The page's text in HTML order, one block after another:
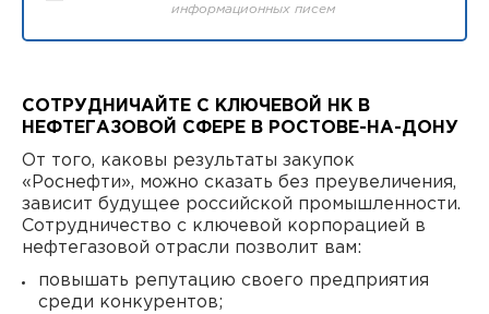
информационных писем
СОТРУДНИЧАЙТЕ С КЛЮЧЕВОЙ НК В
НЕФТЕГАЗОВОЙ СФЕРЕ В РОСТОВЕ-НА-ДОНУ
От того, каковы результаты закупок
«Роснефти», можно сказать без преувеличения,
зависит будущее российской промышленности.
Сотрудничество с ключевой корпорацией в
нефтегазовой отрасли позволит вам:
повышать репутацию своего предприятия
среди конкурентов;